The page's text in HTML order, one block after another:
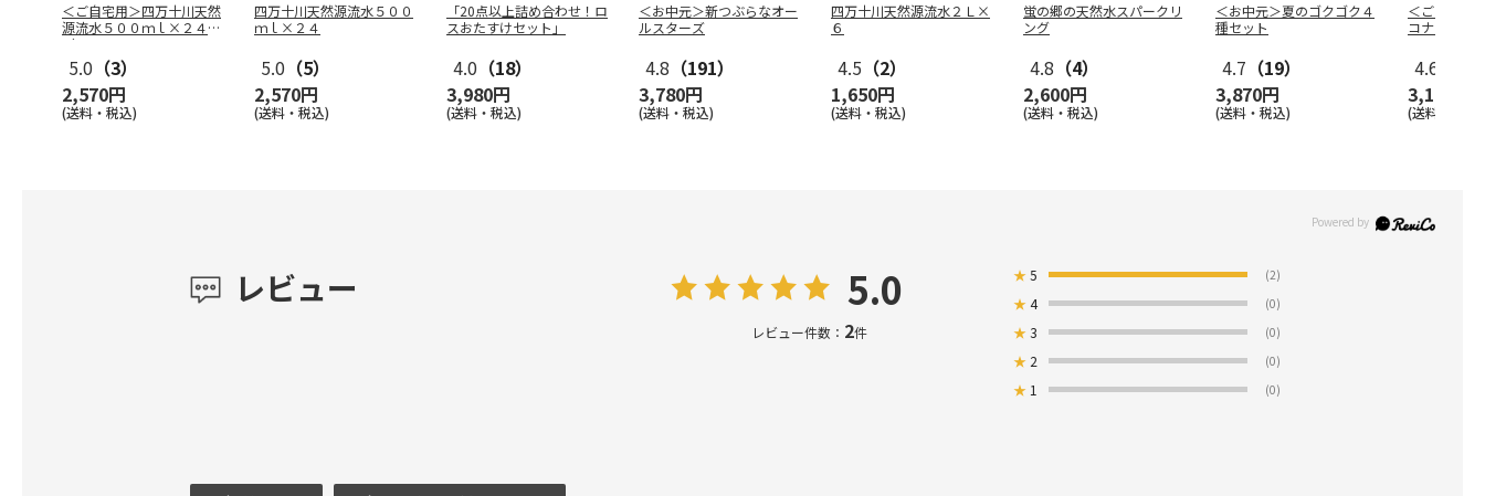
＜ご自宅用＞四万十川天然
源流水５００ｍｌ×２４
（ラベルレス
5.0 （3）
2,570円
(送料・税込)
四万十川天然源流水５００
ｍｌ×２４
5.0 （5）
2,570円
(送料・税込)
「20点以上詰め合わせ！ロ
スおたすけセット」
4.0 （18）
3,980円
(送料・税込)
＜お中元＞新つぶらなオー
ルスターズ
4.8 （191）
3,780円
(送料・税込)
四万十川天然源流水２Ｌ×
６
4.5 （2）
1,650円
(送料・税込)
蛍の郷の天然水スパークリ
ング
4.8 （4）
2,600円
(送料・税込)
＜お中元＞夏のゴクゴク４
種セット
4.7 （19）
3,870円
(送料・税込)
＜ご自宅用
コナツ）家
4.6
3,140円
(送料・税込)
レビュー 5.0
レビュー件数： 2件
★5 (2)
★4 (0)
★3 (0)
★ 2 (0)
★ 1 (0)